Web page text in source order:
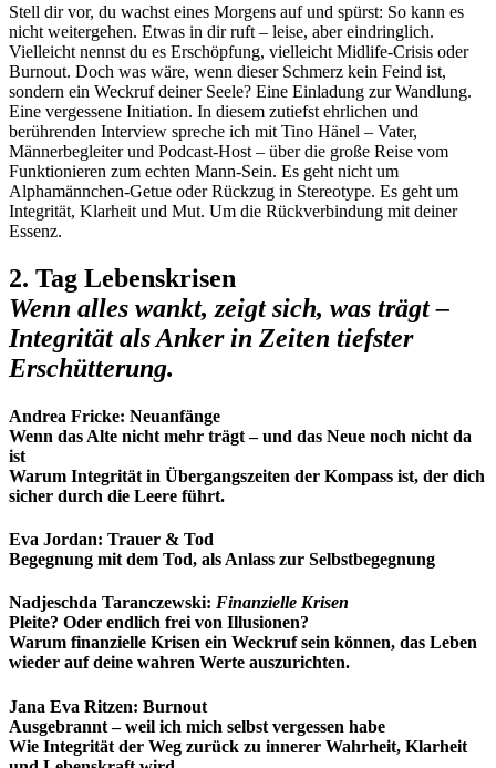
Stell dir vor, du wachst eines Morgens auf und spürst: So kann es
nicht weitergehen. Etwas in dir ruft – leise, aber eindringlich.
Vielleicht nennst du es Erschöpfung, vielleicht Midlife-Crisis oder
Burnout. Doch was wäre, wenn dieser Schmerz kein Feind ist,
sondern ein Weckruf deiner Seele? Eine Einladung zur Wandlung.
Eine vergessene Initiation. In diesem zutiefst ehrlichen und
berührenden Interview spreche ich mit Tino Hänel – Vater,
Männerbegleiter und Podcast-Host – über die große Reise vom
Funktionieren zum echten Mann-Sein. Es geht nicht um
Alphamännchen-Getue oder Rückzug in Stereotype. Es geht um
Integrität, Klarheit und Mut. Um die Rückverbindung mit deiner
Essenz.
2. Tag Lebenskrisen
Wenn alles wankt, zeigt sich, was trägt –
Integrität als Anker in Zeiten tiefster
Erschütterung.
Andrea Fricke: Neuanfänge
Wenn das Alte nicht mehr trägt – und das Neue noch nicht da
ist
Warum Integrität in Übergangszeiten der Kompass ist, der dich
sicher durch die Leere führt.
Eva Jordan: Trauer & Tod
Begegnung mit dem Tod, als Anlass zur Selbstbegegnung
Nadjeschda Taranczewski: Finanzielle Krisen
Pleite? Oder endlich frei von Illusionen?
Warum finanzielle Krisen ein Weckruf sein können, das Leben
wieder auf deine wahren Werte auszurichten.
Jana Eva Ritzen: Burnout
Ausgebrannt – weil ich mich selbst vergessen habe
Wie Integrität der Weg zurück zu innerer Wahrheit, Klarheit